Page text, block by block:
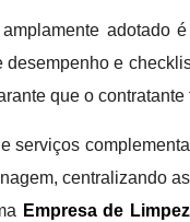
adotado
desempenho e
que o
serviços
centralizando
Empresa de